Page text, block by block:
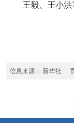
王毅、王小洪
信息来源： 新华社